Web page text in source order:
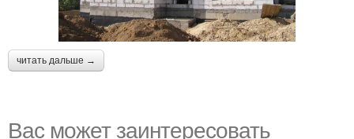
читать дальше →
Вас может заинтересовать